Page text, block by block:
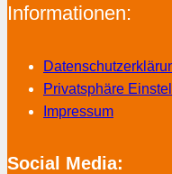
Informationen:
Privatsphäre
Impressum
Social Media: